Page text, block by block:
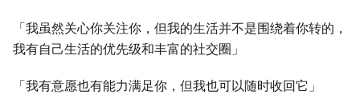
「我虽然关心你关注你，但我的生活并不是围绕着你转的，
我有自己生活的优先级和丰富的社交圈」
「我有意愿也有能力满足你，但我也可以随时收回它」